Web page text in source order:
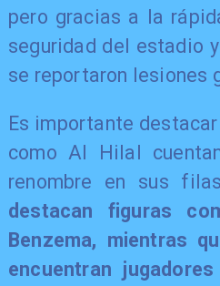
pero gracias a la
seguridad del estadio
se reportaron lesiones
Es importante
como Al Hilal
renombre en sus
destacan figuras
Benzema, mientras
encuentran